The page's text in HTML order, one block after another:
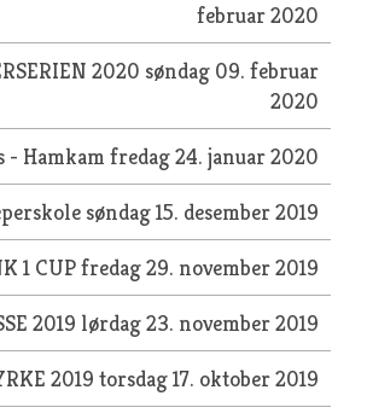
februar 2020
2020 søndag 09. februar
2020
- Hamkam fredag 24. januar 2020
søndag 15. desember 2019
1 CUPfredag 29. november 2019
2019 lørdag 23. november 2019
2019 torsdag 17. oktober 2019